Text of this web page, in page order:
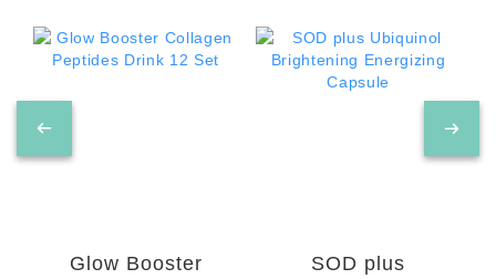
Glow Booster
SOD plus